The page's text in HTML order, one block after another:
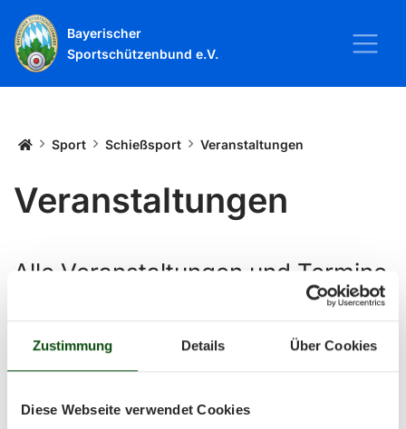
Zustimmung Details Über Cookies
Diese Webseite verwendet Cookies
Bayerischer
Sportschützenbund e.V.
Startseite
Sport Schießsport Veranstaltungen
Veranstaltungen
Alle Veranstaltungen und Termine
rund um Sport und Wettkämpfe
im BSSB.